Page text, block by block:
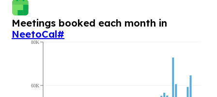
Meetings booked each month in
NeetoCal#
60K
80K